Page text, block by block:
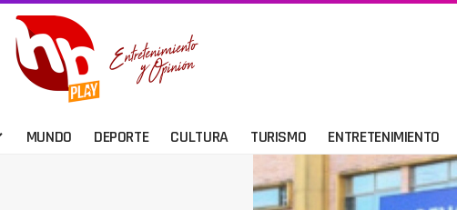
MUNDO DEPORTE CULTURA TURISMO ENTRETENIMIENTO